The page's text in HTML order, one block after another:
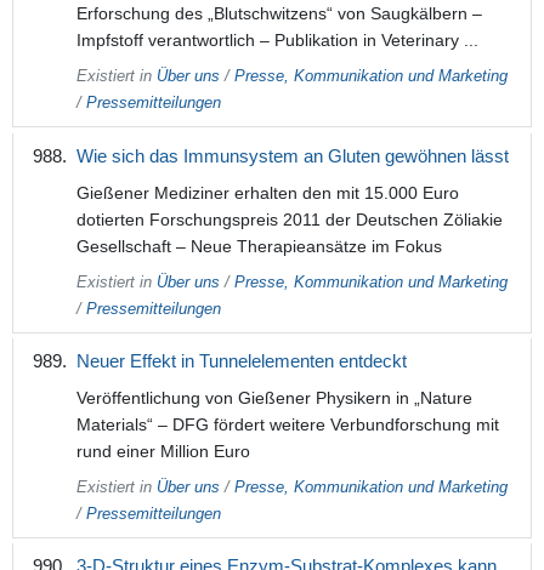
Erforschung des „Blutschwitzens“ von Saugkälbern –
Impfstoff verantwortlich – Publikation in Veterinary ...
Existiert in Über uns / Presse, Kommunikation und Marketing
/ Pressemitteilungen
Wie sich das Immunsystem an Gluten gewöhnen lässt
Gießener Mediziner erhalten den mit 15.000 Euro
dotierten Forschungspreis 2011 der Deutschen Zöliakie
Gesellschaft – Neue Therapieansätze im Fokus
Existiert in Über uns / Presse, Kommunikation und Marketing
/ Pressemitteilungen
Neuer Effekt in Tunnelelementen entdeckt
Veröffentlichung von Gießener Physikern in „Nature
Materials“ – DFG fördert weitere Verbundforschung mit
rund einer Million Euro
Existiert in Über uns / Presse, Kommunikation und Marketing
/ Pressemitteilungen